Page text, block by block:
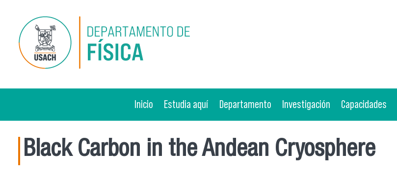
Inicio Estudia aquí Departamento Investigación Capacidades
Black Carbon in the Andean Cryosphere